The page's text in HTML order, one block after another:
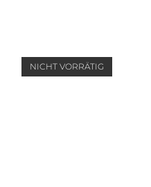
NICHT VORRÄTIG